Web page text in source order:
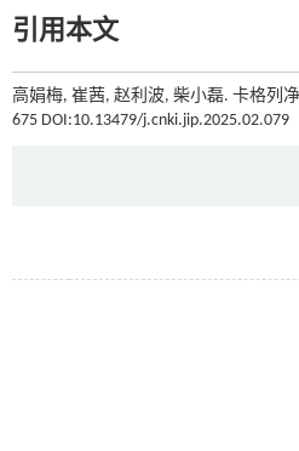
引用本文
高娟梅, 崔茜, 赵利波, 柴小磊. 卡格列
675 DOI:10.13479/j.cnki.jip.2025.02.079